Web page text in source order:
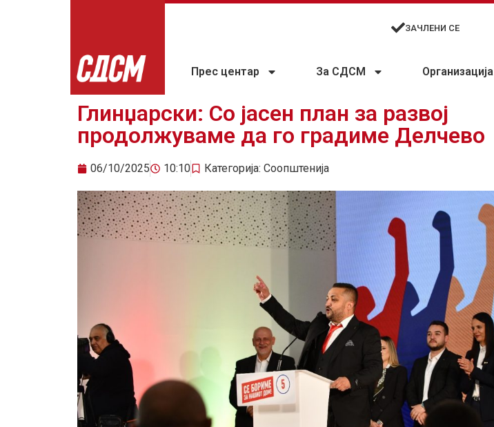
ЗАЧЛЕНИ СЕ
Прес центар За СДСМ Организација
Глинџарски: Со јасен план за развој
продолжуваме да го градиме Делчево
06/10/2025 10:10 Категорија: Соопштенија